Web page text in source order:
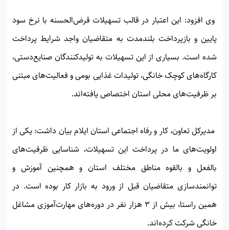
وی افزود: این اعتبار در قالب تسهیلات قرض‌الحسنه با نرخ سود
پایین و بازپرداخت بلندمدت به متقاضیان واجد شرایط پرداخت
شده است. بسیاری از این تسهیلات به تولیدکنندگان صنایع‌دستی،
کارگاه‌های کوچک خانگی، تولیدات غذایی بومی و فعالیت‌های مبتنی
بر ظرفیت‌های محلی استان اختصاص یافته‌اند.
مدیرکل تعاون، کار و رفاه اجتماعی استان ایلام بیان داشت: یکی از
اولویت‌های ما در پرداخت این تسهیلات، شناسایی ظرفیت‌های
بالفعل و بالقوه مناطق مختلف استان و همچنین آموزش و
توانمندسازی متقاضیان قبل از ورود به بازار کار بوده است. در
همین راستا، بیش از ۳ هزار نفر در دوره‌های مهارت‌آموزی مشاغل
خانگی شرکت کرده‌اند.